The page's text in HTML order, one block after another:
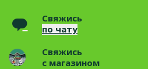
Свяжись
по чату
Свяжись
с магазином